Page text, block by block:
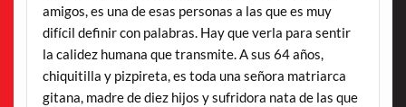
amigos, es una de esas personas a las que es muy
difícil definir con palabras. Hay que verla para sentir
la calidez humana que transmite. A sus 64 años,
chiquitilla y pizpireta, es toda una señora matriarca
gitana, madre de diez hijos y sufridora nata de las que